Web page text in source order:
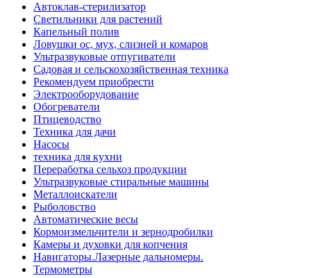
Автоклав-стерилизатор
Светильники для растений
Капельный полив
Ловушки ос, мух, слизней и комаров
Ультразвуковые отпугиватели
Садовая и сельскохозяйственная техника
Рекомендуем приобрести
Электрооборудование
Обогреватели
Птицеводство
Техника для дачи
Насосы
техника для кухни
Переработка сельхоз продукции
Ультразвуковые стиральные машины
Металлоискатели
Рыболовство
Автоматические весы
Кормоизмельчители и зернодробилки
Камеры и духовки для копчения
Навигаторы.Лазерные дальномеры.
Термометры